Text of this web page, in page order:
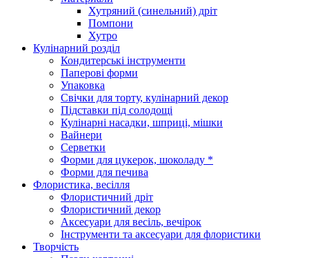
Хутряний (синельний) дріт
Помпони
Хутро
Кулінарний розділ
Кондитерські інструменти
Паперові форми
Упаковка
Свічки для торту, кулінарний декор
Підставки під солодощі
Кулінарні насадки, шприці, мішки
Вайнери
Серветки
Форми для цукерок, шоколаду *
Форми для печива
Флористика, весілля
Флористичний дріт
Флористичний декор
Аксесуари для весіль, вечірок
Інструменти та аксесуари для флористики
Творчість